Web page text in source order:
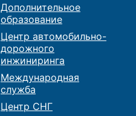
Дополнительное
образование
Центр автомобильно-
дорожного
инжиниринга
Международная
служба
Центр СНГ